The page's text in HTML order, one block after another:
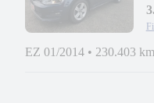
EZ 01/2014 • 230.403 km